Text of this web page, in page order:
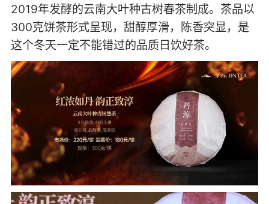
2019年发酵的云南大叶种古树春茶制成。茶品以
300克饼茶形式呈现，甜醇厚滑，陈香突显，是
这个冬天一定不能错过的品质日饮好茶。